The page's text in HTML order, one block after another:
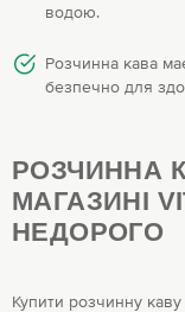
водою.
Розчинна кава
безпечно для
РОЗЧИННА
МАГАЗИНІ
НЕДОРОГО
Купити розчинну